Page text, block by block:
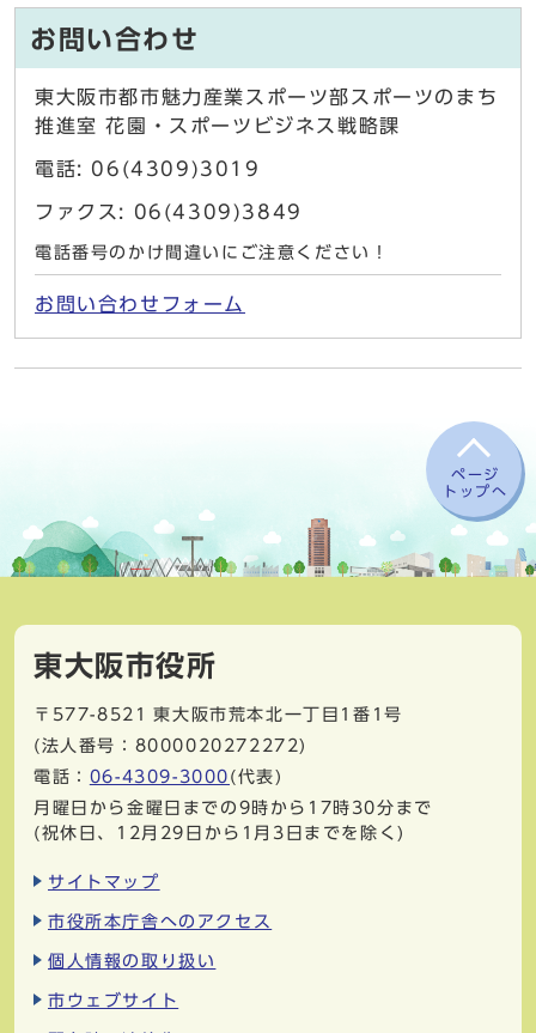
お問い合わせ
東大阪市都市魅力産業スポーツ部スポーツのまち
推進室 花園・スポーツビジネス戦略課
電話: 06(4309)3019
ファクス: 06(4309)3849
電話番号のかけ間違いにご注意ください！
お問い合わせフォーム
ページ
トップへ
東大阪市役所
〒577-8521
東大阪市荒本北一丁目1番1号
(法人番号：8000020272272)
電話： 06-4309-3000 (代表)
月曜日から金曜日までの9時から17時30分まで
(祝休日、12月29日から1月3日までを除く)
サイトマップ
市役所本庁舎へのアクセス
個人情報の取り扱い
市ウェブサイト